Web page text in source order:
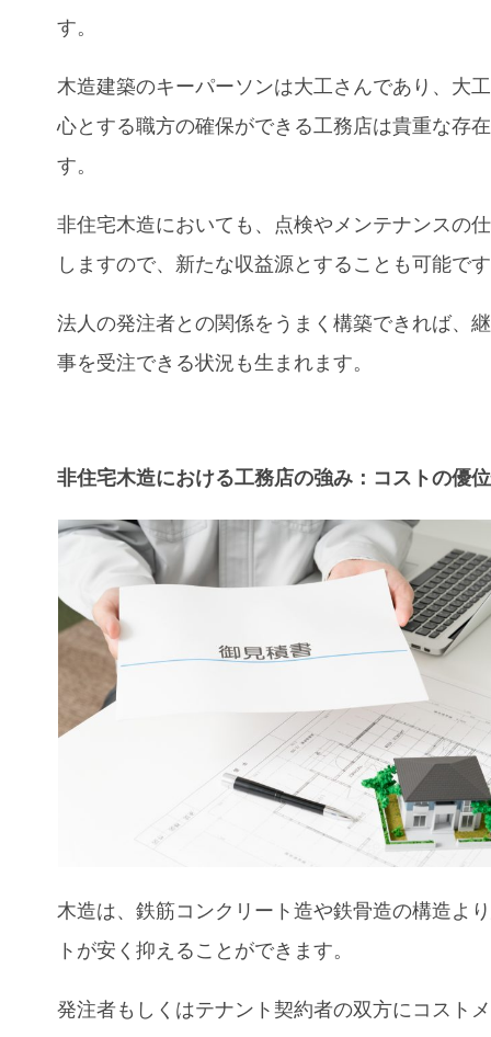
す。
木造建築のキーパーソンは大工さんであり、大
心とする職方の確保ができる工務店は貴重な存
す。
非住宅木造においても、点検やメンテナンスの
しますので、新たな収益源とすることも可能で
法人の発注者との関係をうまく構築できれば、
事を受注できる状況も生まれます。
非住宅木造における工務店の強み：コストの優
木造は、鉄筋コンクリート造や鉄骨造の構造よ
トが安く抑えることができます。
発注者もしくはテナント契約者の双方にコスト